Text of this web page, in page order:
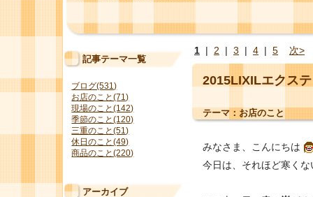
1 | 2 | 3 | 4 | 5 次>
2015LIXILエクス
テーマ： お店のこと
みなさま、こんにちは
今日は、それほど寒くな
記事テーマ一覧
ブログ(531)
お店のこと(71)
現場のこと(142)
季節のこと(120)
三重のこと(51)
休日のこと(49)
商品のこと(220)
アーカイブ